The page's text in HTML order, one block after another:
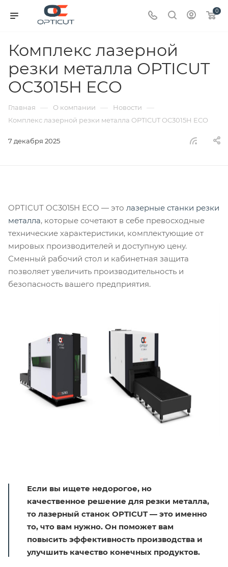
0
Комплекс лазерной
резки металла OPTICUT
OC3015H ECO
Главная — О компании — Новости —
Комплекс лазерной резки металла OPTICUT OC3015H ECO
7 декабря 2025
OPTICUT OC3015H ECO — это лазерные станки резки
металла, которые сочетают в себе превосходные
технические характеристики, комплектующие от
мировых производителей и доступную цену.
Сменный рабочий стол и кабинетная защита
позволяет увеличить производительность и
безопасность вашего предприятия.
Если вы ищете недорогое, но
качественное решение для резки металла,
то лазерный станок OPTICUT — это именно
то, что вам нужно. Он поможет вам
повысить эффективность производства и
улучшить качество конечных продуктов.